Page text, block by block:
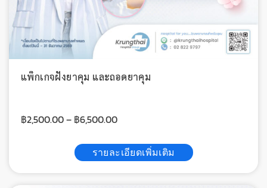
แพ็กเกจฝังยาคุม และถอดยาคุม
฿2,500.00– ฿6,500.00
รายละเอียดเพิ่มเติม